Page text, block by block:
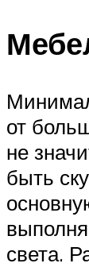
от
не
быть
света.